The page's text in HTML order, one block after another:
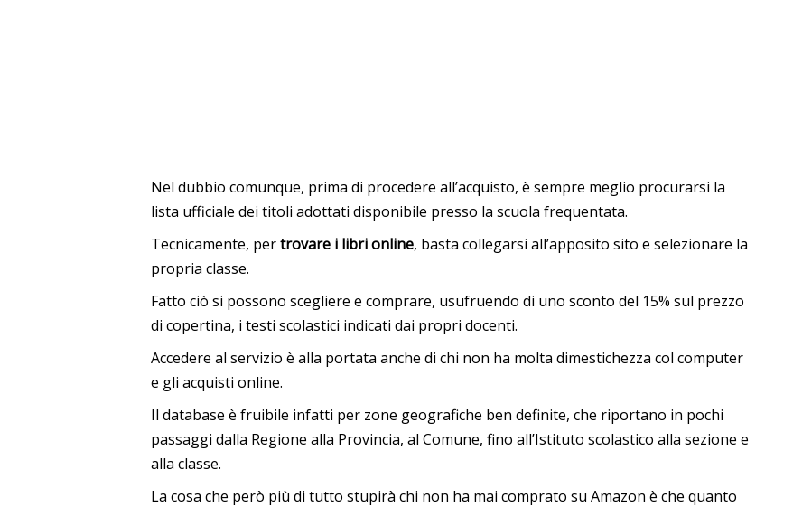
Nel dubbio comunque, prima di procedere all’acquisto, è sempre meglio procurarsi la
lista ufficiale dei titoli adottati disponibile presso la scuola frequentata.
Tecnicamente, pertrovare i libri online, basta collegarsi all’apposito sito e selezionare la
propria classe.
Fatto ciò si possono scegliere e comprare, usufruendo di uno sconto del 15% sul prezzo
di copertina, i testi scolastici indicati dai propri docenti.
Accedere al servizio è alla portata anche di chi non ha molta dimestichezza col computer
e gli acquisti online.
Il database è fruibile infatti per zone geografiche ben definite, che riportano in pochi
passaggi dalla Regione alla Provincia, al Comune, fino all’Istituto scolastico alla sezione e
alla classe.
La cosa che però più di tutto stupirà chi non ha mai comprato su Amazon è che quanto